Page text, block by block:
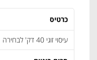
כרטיס
עיסוי זוגי 40 דק' לבחירה